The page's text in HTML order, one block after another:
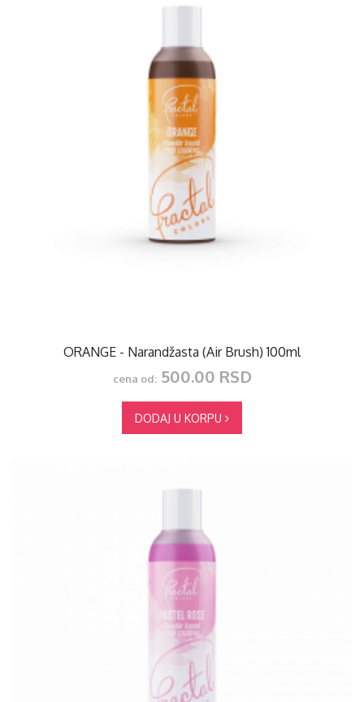
ORANGE - Narandžasta (Air Brush) 100ml
cena od:500.00 RSD
DODAJ U KORPU